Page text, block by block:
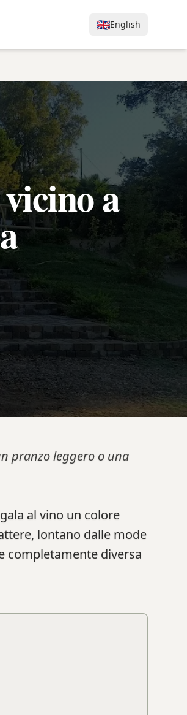
🇬🇧English
a
pranzo leggero o una
al vino un colore
lontano dalle mode
completamente diversa